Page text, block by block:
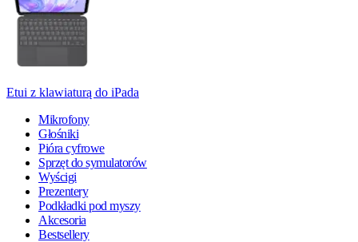
Etui z klawiaturą do iPada
Mikrofony
Głośniki
Pióra cyfrowe
Sprzęt do symulatorów
Wyścigi
Prezentery
Podkładki pod myszy
Akcesoria
Bestsellery